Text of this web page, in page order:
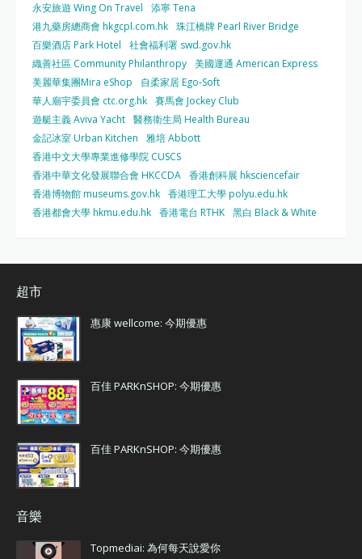
永安旅遊 Wing On Travel
添寧 Tena
港九藥房總商會 hkgcpl.com.hk 珠江橋牌 Pearl River Bridge
百樂酒店 Park Hotel
社會福利署 swd.gov.hk
織善社區 Community Philanthropy 美國運通 American Express
美麗華集團Mira eShop
自柔家居 Ego-Soft
華人廟宇委員會 ctc.org.hk 賽馬會 Jockey Club
遊艇主義 Aviva Yacht 醫務衛生局 Health Bureau
金記冰室 Urban Kitchen
雅培 Abbott
香港中文大學專業進修學院 CUSCS
香港中華文化發展聯合會 HKCCDA 香港創科展 hksciencefair
香港博物館 museums.gov.hk 香港理工大學 polyu.edu.hk
香港都會大學 hkmu.edu.hk 香港電台 RTHK 黑白 Black & White
超市
惠康 wellcome: 今期優惠
百佳 PARKnSHOP: 今期優惠
百佳 PARKnSHOP: 今期優惠
音樂
Topmediai: 為何每天說愛你